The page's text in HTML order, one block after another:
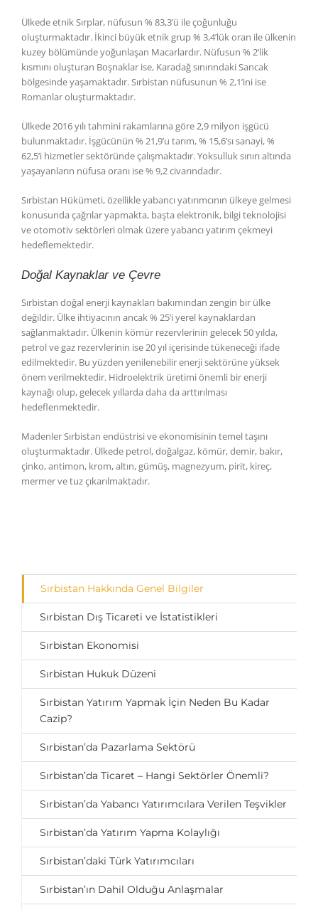
Ülkede etnik Sırplar, nüfusun % 83,3’ü ile çoğunluğu
oluşturmaktadır. İkinci büyük etnik grup % 3,4’lük oran ile ülkenin
kuzey bölümünde yoğunlaşan Macarlardır. Nüfusun % 2‘lik
kısmını oluşturan Boşnaklar ise, Karadağ sınırındaki Sancak
bölgesinde yaşamaktadır. Sırbistan nüfusunun % 2,1’ini ise
Romanlar oluşturmaktadır.
Ülkede 2016 yılı tahmini rakamlarına göre 2,9 milyon işgücü
bulunmaktadır. İşgücünün % 21,9’u tarım, % 15,6’sı sanayi, %
62,5’i hizmetler sektöründe çalışmaktadır. Yoksulluk sınırı altında
yaşayanların nüfusa oranı ise % 9,2 civarındadır.
Sırbistan Hükümeti, özellikle yabancı yatırımcının ülkeye gelmesi
konusunda çağrılar yapmakta, başta elektronik, bilgi teknolojisi
ve otomotiv sektörleri olmak üzere yabancı yatırım çekmeyi
hedeflemektedir.
Doğal Kaynaklar ve Çevre
Sırbistan doğal enerji kaynakları bakımından zengin bir ülke
değildir. Ülke ihtiyacının ancak % 25’i yerel kaynaklardan
sağlanmaktadır. Ülkenin kömür rezervlerinin gelecek 50 yılda,
petrol ve gaz rezervlerinin ise 20 yıl içerisinde tükeneceği ifade
edilmektedir. Bu yüzden yenilenebilir enerji sektörüne yüksek
önem verilmektedir. Hidroelektrik üretimi önemli bir enerji
kaynağı olup, gelecek yıllarda daha da arttırılması
hedeflenmektedir.
Madenler Sırbistan endüstrisi ve ekonomisinin temel taşını
oluşturmaktadır. Ülkede petrol, doğalgaz, kömür, demir, bakır,
çinko, antimon, krom, altın, gümüş, magnezyum, pirit, kireç,
mermer ve tuz çıkarılmaktadır.
Sırbistan Hakkında Genel Bilgiler
Sırbistan Dış Ticareti ve İstatistikleri
Sırbistan Ekonomisi
Sırbistan Hukuk Düzeni
Sırbistan Yatırım Yapmak İçin Neden Bu Kadar
Cazip?
Sırbistan’da Pazarlama Sektörü
Sırbistan’da Ticaret – Hangi Sektörler Önemli?
Sırbistan’da Yabancı Yatırımcılara Verilen Teşvikler
Sırbistan’da Yatırım Yapma Kolaylığı
Sırbistan’daki Türk Yatırımcıları
Sırbistan’ın Dahil Olduğu Anlaşmalar